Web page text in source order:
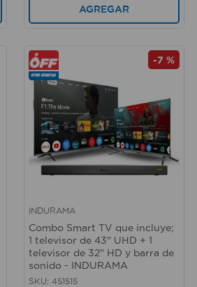
AGREGAR
-7 %
INDURAMA
Combo Smart TV que incluye;
1 televisor de 43" UHD + 1
televisor de 32" HD y barra de
sonido - INDURAMA
SKU: 451515